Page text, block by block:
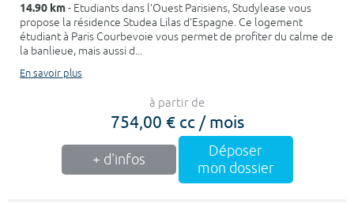
14.90 km- Etudiants dans l’Ouest Parisiens, Studylease vous
propose la résidence Studea Lilas d’Espagne. Ce logement
étudiant à Paris Courbevoie vous permet de profiter du calme de
la banlieue, mais aussi d...
En savoir plus
à partir de
754,00 € cc / mois
+ d'infos
Déposer
mon dossier